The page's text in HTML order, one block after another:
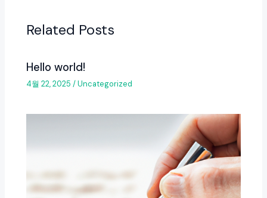
Related Posts
Hello world!
4월 22, 2025/Uncategorized